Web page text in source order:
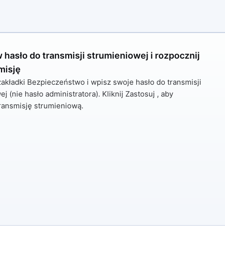
hasło do transmisji strumieniowej i rozpocznij
Bezpieczeństwo i wpisz swoje hasło do transmisji
(nie hasło administratora). Kliknij Zastosuj , aby
strumieniową.